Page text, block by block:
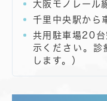
大阪モノレール
千里中央駅から
共用駐車場20台
示ください。診
します。）